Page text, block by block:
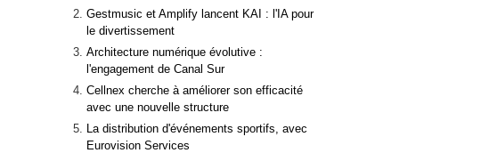
Gestmusic et Amplify lancent KAI : l'IA pour
le divertissement
Architecture numérique évolutive :
l'engagement de Canal Sur
Cellnex cherche à améliorer son efficacité
avec une nouvelle structure
La distribution d'événements sportifs, avec
Eurovision Services